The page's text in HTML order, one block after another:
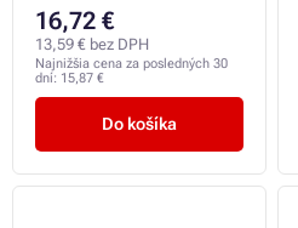
16,72 €
13,59 € bez DPH
Najnižšia cena za posledných 30
dní: 15,87 €
Do košíka